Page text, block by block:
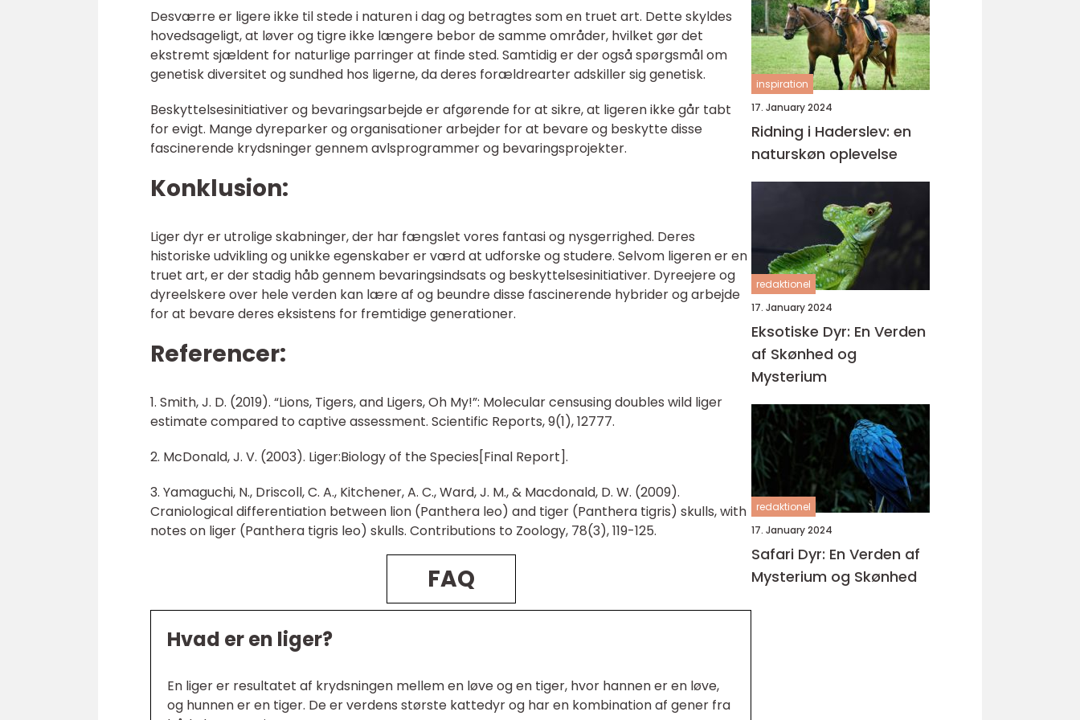
Desværre er ligere ikke til stede i naturen i dag og betragtes som en truet art. Dette skyldes
hovedsageligt, at løver og tigre ikke længere bebor de samme områder, hvilket gør det
ekstremt sjældent for naturlige parringer at finde sted. Samtidig er der også spørgsmål om
genetisk diversitet og sundhed hos ligerne, da deres forældrearter adskiller sig genetisk.
Beskyttelsesinitiativer og bevaringsarbejde er afgørende for at sikre, at ligeren ikke går tabt
for evigt. Mange dyreparker og organisationer arbejder for at bevare og beskytte disse
fascinerende krydsninger gennem avlsprogrammer og bevaringsprojekter.
Konklusion:
Liger dyr er utrolige skabninger, der har fængslet vores fantasi og nysgerrighed. Deres
historiske udvikling og unikke egenskaber er værd at udforske og studere. Selvom ligeren er en
truet art, er der stadig håb gennem bevaringsindsats og beskyttelsesinitiativer. Dyreejere og
dyreelskere over hele verden kan lære af og beundre disse fascinerende hybrider og arbejde
for at bevare deres eksistens for fremtidige generationer.
Referencer:
1. Smith, J. D. (2019). “Lions, Tigers, and Ligers, Oh My!”: Molecular censusing doubles wild liger
estimate compared to captive assessment. Scientific Reports, 9(1), 12777.
2. McDonald, J. V. (2003). Liger:Biology of the Species[Final Report].
3. Yamaguchi, N., Driscoll, C. A., Kitchener, A. C., Ward, J. M., & Macdonald, D. W. (2009).
Craniological differentiation between lion (Panthera leo) and tiger (Panthera tigris) skulls, with
notes on liger (Panthera tigris leo) skulls. Contributions to Zoology, 78(3), 119-125.
FAQ
Hvad er en liger?
En liger er resultatet af krydsningen mellem en løve og en tiger, hvor hannen er en løve,
og hunnen er en tiger. De er verdens største kattedyr og har en kombination af gener fra
inspiration
17. January 2024
Ridning i Haderslev: en
naturskøn oplevelse
redaktionel
17. January 2024
Eksotiske Dyr: En Verden
af Skønhed og
Mysterium
redaktionel
17. January 2024
Safari Dyr: En Verden af
Mysterium og Skønhed